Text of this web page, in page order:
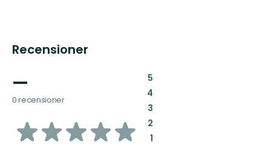
Recensioner
—
0 recensioner
av
5:
4:
3:
2:
1: